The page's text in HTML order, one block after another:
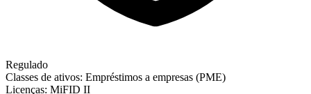
Regulado
Classes de ativos: Empréstimos a empresas (PME)
Licenças: MiFID II